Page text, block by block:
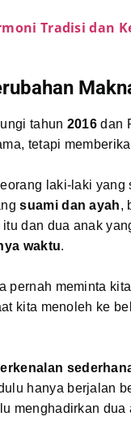
Tradisi dan
tahun 2016 dan
tetapi
laki-laki
suami dan ayah,
dan dua anak
waktu.
pernah meminta
kita menoleh ke
hanya berjalan
menghadirkan